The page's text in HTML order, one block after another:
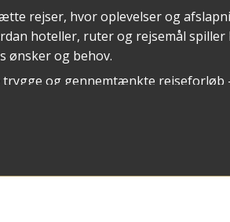
rejser, hvor oplevelser og
hoteller, ruter og rejsemål spiller
ønsker og behov.
og gennemtænkte rejseforløb
en familievenlig rundrejse i